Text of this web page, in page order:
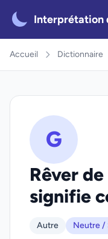
Interprétation
Accueil Dictionnaire
G
Rêver
signifie
Autre Neutre /